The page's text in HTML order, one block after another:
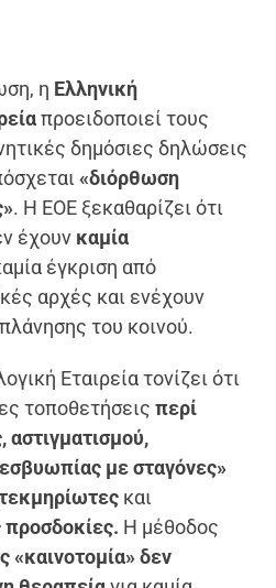
η Ελληνική
προειδοποιεί τους
δημόσιες δηλώσεις
«διόρθωση
. Η ΕΟΕ ξεκαθαρίζει ότι
έχουν καμία
έγκριση από
αρχές και ενέχουν
του κοινού.
Εταιρεία τονίζει ότι
τοποθετήσεις περί
με σταγόνες»
και
προσδοκίες. Η μέθοδος
«καινοτομία» δεν